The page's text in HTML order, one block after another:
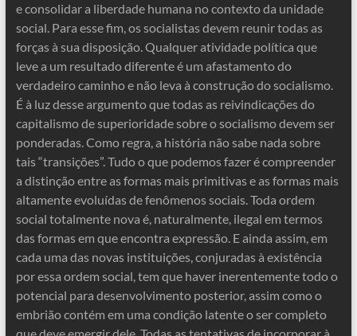
e consolidar a liberdade humana no contexto da unidade
social. Para esse fim, os socialistas devem reunir todas as
forças à sua disposição. Qualquer atividade política que
leve a um resultado diferente é um afastamento do
verdadeiro caminho e não leva à construção do socialismo.
É à luz desse argumento que todas as reivindicações do
capitalismo de superioridade sobre o socialismo devem ser
ponderadas. Como regra, a história não sabe nada sobre
tais “transições”. Tudo o que podemos fazer é compreender
a distinção entre as formas mais primitivas e as formas mais
altamente evoluídas de fenômenos sociais. Toda ordem
social totalmente nova é, naturalmente, ilegal em termos
das formas em que encontra expressão. E ainda assim, em
cada uma das novas instituições, conjuradas à existência
por essa ordem social, tem que haver inerentemente todo o
potencial para desenvolvimento posterior, assim como o
embrião contém em uma condição latente o ser completo